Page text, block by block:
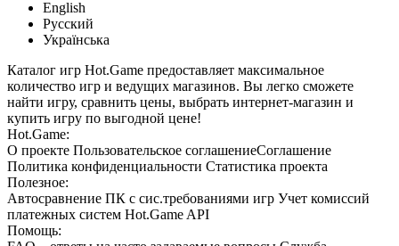
English
Русский
Українська
Каталог игр Hot.Game предоставляет максимальное
количество игр и ведущих магазинов. Вы легко сможете
найти игру, сравнить цены, выбрать интернет-магазин и
купить игру по выгодной цене!
Hot.Game:
О проекте Пользовательское соглашениеСоглашение
Политика конфиденциальности Статистика проекта
Полезное:
Автосравнение ПК с сис.требованиями игр Учет комиссий
платежных систем Hot.Game API
Помощь: